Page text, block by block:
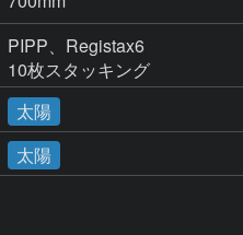
PIPP、Registax6
10枚スタッキング
太陽
太陽